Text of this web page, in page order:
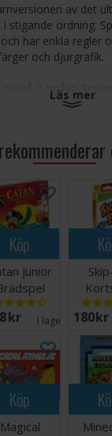
av det
stigande ordning.
har enkla regler
och djurgrafik.
2 nivåer.
strategi för att
med kort som ska
samtidigt som de
present till barn
Läs mer
Köp
Junior
SEK I lager: 180 SEK
Köp
Magical